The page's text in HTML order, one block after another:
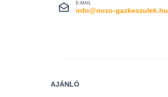
E-MAIL
info@nozo-gazkeszulek.hu
AJÁNLÓ